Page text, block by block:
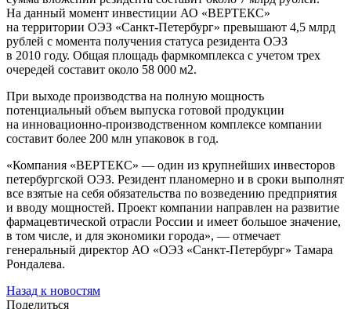
На данный момент инвестиции АО «ВЕРТЕКС»
на территории ОЭЗ «Санкт-Петербург» превышают 4,5 млрд
рублей с момента получения статуса резидента ОЭЗ
в 2010 году. Общая площадь фармкомплекса с учетом трех
очередей составит около 58 000 м2.
При выходе производства на полную мощность
потенциальный объем выпуска готовой продукции
на инновационно-производственном комплексе компании
составит более 200 млн упаковок в год.
«Компания «ВЕРТЕКС» — один из крупнейших инвесторов
петербургской ОЭЗ. Резидент планомерно и в сроки выполнят
все взятые на себя обязательства по возведению предприятия
и вводу мощностей. Проект компании направлен на развитие
фармацевтической отрасли России и имеет большое значение,
в том числе, и для экономики города», — отмечает
генеральный директор АО «ОЭЗ «Санкт-Петербург» Тамара
Рондалева.
Назад к новостям
Поделиться